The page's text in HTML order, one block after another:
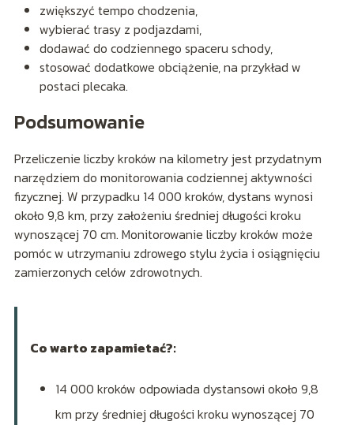
zwiększyć tempo chodzenia,
wybierać trasy z podjazdami,
dodawać do codziennego spaceru schody,
stosować dodatkowe obciążenie, na przykład w
postaci plecaka.
Podsumowanie
Przeliczenie liczby kroków na kilometry jest przydatnym
narzędziem do monitorowania codziennej aktywności
fizycznej. W przypadku 14 000 kroków, dystans wynosi
około 9,8 km, przy założeniu średniej długości kroku
wynoszącej 70 cm. Monitorowanie liczby kroków może
pomóc w utrzymaniu zdrowego stylu życia i osiągnięciu
zamierzonych celów zdrowotnych.
Co warto zapamietać?:
14 000 kroków odpowiada dystansowi około 9,8
km przy średniej długości kroku wynoszącej 70